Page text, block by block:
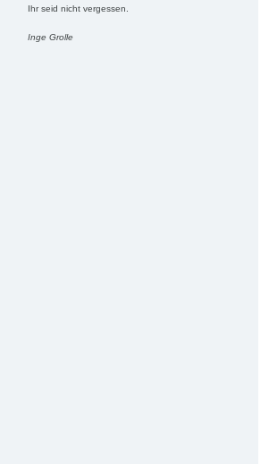
Ihr seid nicht vergessen.
Inge Grolle